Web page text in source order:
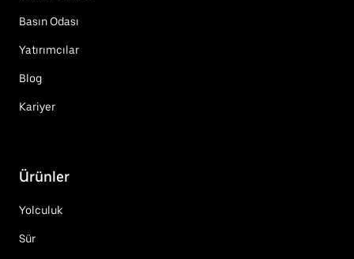
Basın Odası
Yatırımcılar
Blog
Kariyer
Ürünler
Yolculuk
Sür